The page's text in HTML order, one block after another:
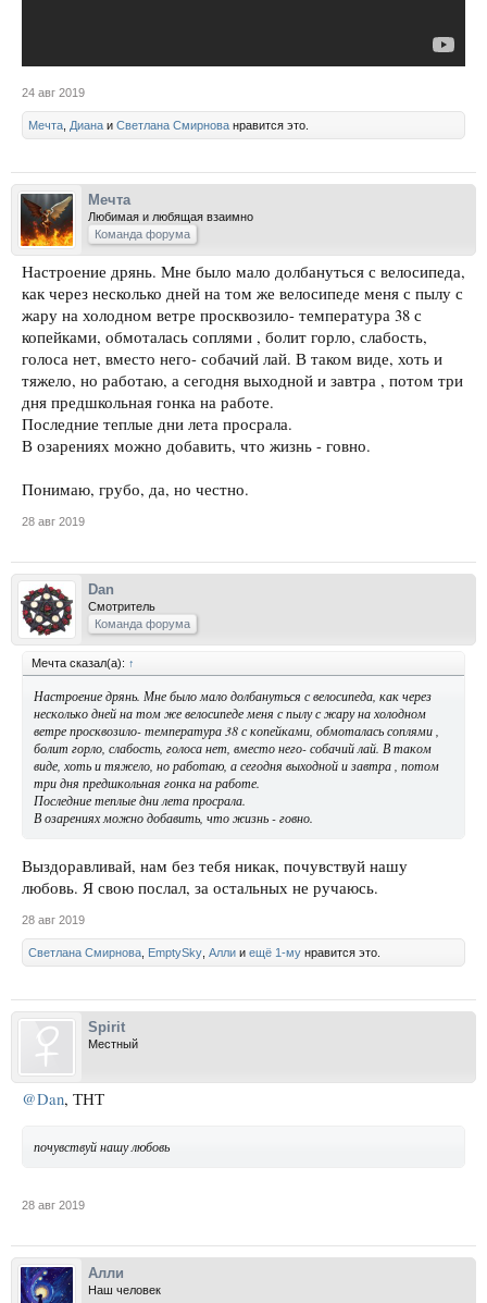
24 авг 2019
Мечта Диана и Светлана Смирнова нравится это.
Мечта
Любимая и любящая взаимно
Команда форума
Настроение дрянь. Мне было мало долбануться с велосипеда,
как через несколько дней на том же велосипеде меня с пылу с
жару на холодном ветре просквозило- температура 38 с
копейками, обмоталась соплями , болит горло, слабость,
голоса нет, вместо него- собачий лай. В таком виде, хоть и
тяжело, но работаю, а сегодня выходной и завтра , потом три
дня предшкольная гонка на работе.
Последние теплые дни лета просрала.
В озарениях можно добавить, что жизнь - говно.
Понимаю, грубо, да, но честно.
28 авг 2019
Dan
Смотритель
Команда форума
Мечта сказал(а): ↑
Настроение дрянь. Мне было мало долбануться с велосипеда, как через
несколько дней на том же велосипеде меня с пылу с жару на холодном
ветре просквозило- температура 38 с копейками, обмоталась соплями ,
болит горло, слабость, голоса нет, вместо него- собачий лай. В таком
виде, хоть и тяжело, но работаю, а сегодня выходной и завтра , потом
три дня предшкольная гонка на работе.
Последние теплые дни лета просрала.
В озарениях можно добавить, что жизнь - говно.
Выздоравливай, нам без тебя никак, почувствуй нашу
любовь. Я свою послал, за остальных не ручаюсь.
28 авг 2019
Светлана Смирнова EmptySky Алли и ещё 1-му нравится это.
Spirit
Местный
@Dan, ТНТ
почувствуй нашу любовь
28 авг 2019
Алли
Наш человек